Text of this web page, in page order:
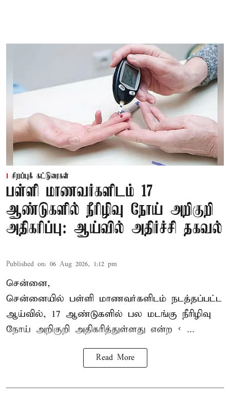
சிறப்புக் கட்டுரைகள்
பள்ளி மாணவர்களிடம் 17
ஆண்டுகளில் நீரிழிவு நோய் அறிகுறி
அதிகரிப்பு: ஆய்வில் அதிர்ச்சி தகவல்
Published on: 06 Aug 2026, 1:12 pm
சென்னை,
சென்னையில் பள்ளி மாணவர்களிடம் நடத்தப்பட்ட
ஆய்வில், 17 ஆண்டுகளில் பல மடங்கு நீரிழிவு
நோய் அறிகுறி அதிகரித்துள்ளது என்ற < ...
Read More